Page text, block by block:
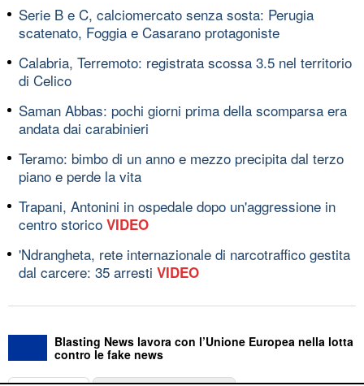
Serie B e C, calciomercato senza sosta: Perugia
scatenato, Foggia e Casarano protagoniste
Calabria, Terremoto: registrata scossa 3.5 nel territorio
di Celico
Saman Abbas: pochi giorni prima della scomparsa era
andata dai carabinieri
Teramo: bimbo di un anno e mezzo precipita dal terzo
piano e perde la vita
Trapani, Antonini in ospedale dopo un'aggressione in
centro storico VIDEO
'Ndrangheta, rete internazionale di narcotraffico gestita
dal carcere: 35 arresti VIDEO
Blasting News lavora con l’Unione Europea nella lotta
contro le fake news